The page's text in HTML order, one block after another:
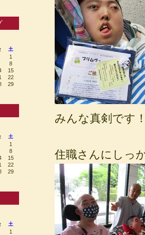
みんな真剣です
住職さんにしっ
土
1
8
15
22
29
土
1
8
15
22
29
土
1